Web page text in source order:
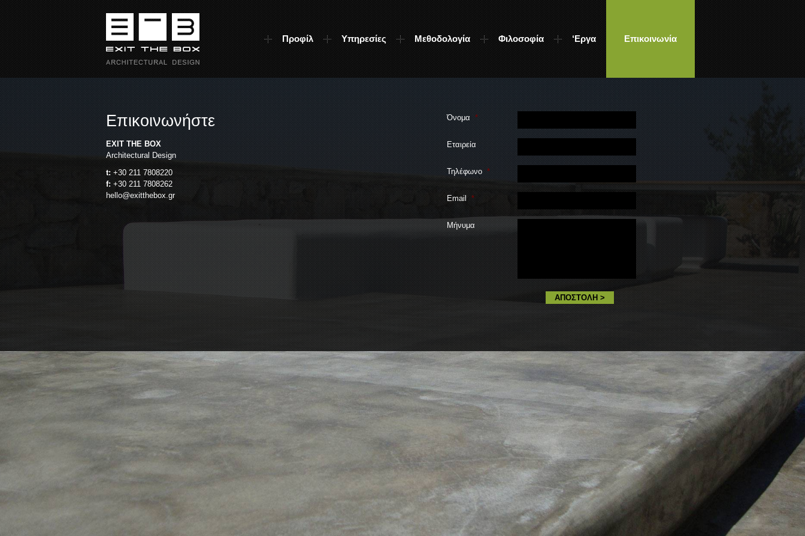
Προφίλ Υπηρεσίες Μεθοδολογία Φιλοσοφία ‘Εργα Επικοινωνία
Επικοινωνήστε
EXIT THE BOX
Architectural Design
t: +30 211 7808220
f: +30 211 7808262
hello@exitthebox.gr
Όνομα *
Εταιρεία
Τηλέφωνο *
Email *
Μήνυμα